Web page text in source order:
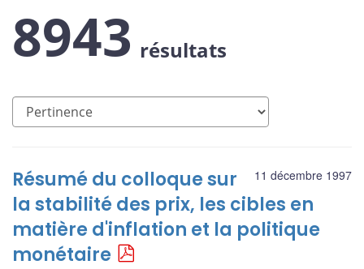
8943 résultats
11 décembre 1997
Résumé du colloque sur
la stabilité des prix, les cibles en
matière d'inflation et la politique
monétaire